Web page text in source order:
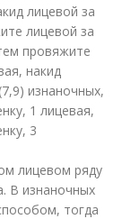
лицевой за
лицевой за
провяжите
накид
изнаночных,
1 лицевая,
3
лицевом ряду
В изнаночных
тогда